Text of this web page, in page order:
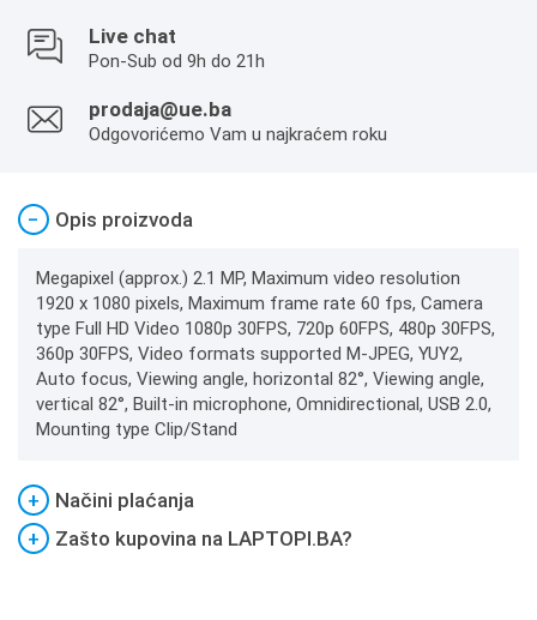
Live chat
Pon-Sub od 9h do 21h
prodaja@ue.ba
Odgovorićemo Vam u najkraćem roku
− Opis proizvoda
Megapixel (approx.) 2.1 MP, Maximum video resolution
1920 x 1080 pixels, Maximum frame rate 60 fps, Camera
type Full HD Video 1080p 30FPS, 720p 60FPS, 480p 30FPS,
360p 30FPS, Video formats supported M-JPEG, YUY2,
Auto focus, Viewing angle, horizontal 82°, Viewing angle,
vertical 82°, Built-in microphone, Omnidirectional, USB 2.0,
Mounting type Clip/Stand
+
Načini plaćanja
+
Zašto kupovina na LAPTOPI.BA?